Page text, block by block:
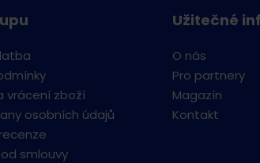
vrácení zboží
osobních údajů
smlouvy
Užitečné
O nás
Pro partnery
Magazín
Kontakt